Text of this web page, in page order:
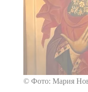
© Фото: Мария